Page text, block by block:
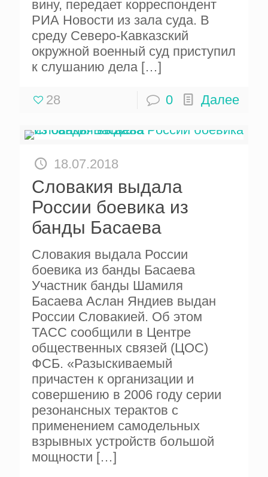
вину, передает корреспондент
РИА Новости из зала суда. В
среду Северо-Кавказский
окружной военный суд приступил
к слушанию дела […]
28 0 Далее
18.07.2018
Словакия выдала
России боевика из
банды Басаева
Словакия выдала России
боевика из банды Басаева
Участник банды Шамиля
Басаева Аслан Яндиев выдан
России Словакией. Об этом
ТАСС сообщили в Центре
общественных связей (ЦОС)
ФСБ. «Разыскиваемый
причастен к организации и
совершению в 2006 году серии
резонансных терактов с
применением самодельных
взрывных устройств большой
мощности […]